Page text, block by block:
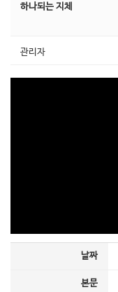
하나되는 지체
관리자
날짜
본문